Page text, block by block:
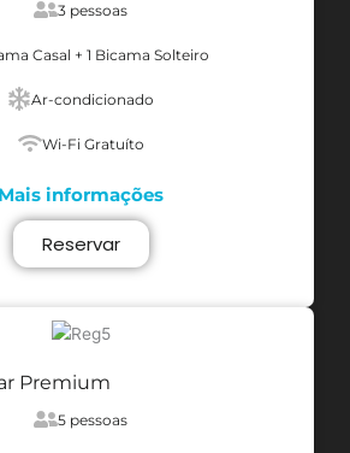
3 pessoas
Casal + 1 Bicama Solteiro
Ar-condicionado
Wi-Fi Gratuíto
Mais informações
Reservar
Premium
5 pessoas